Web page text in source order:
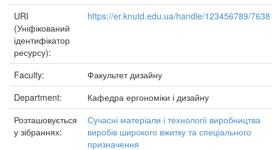
URI
(Уніфікований
ідентифікатор
ресурсу):
https://er.knutd.edu.ua/handle/123456789/7638
Faculty:
Факультет дизайну
Department:
Кафедра ергономіки і дизайну
Розташовується
у зібраннях:
Сучасні матеріали і технології виробництва
виробів широкого вжитку та спеціального
призначення